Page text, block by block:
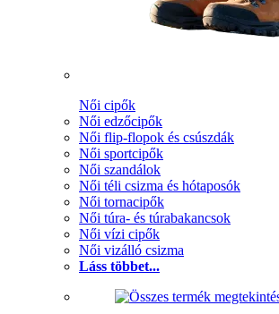
Női cipők
Női edzőcipők
Női flip-flopok és csúszdák
Női sportcipők
Női szandálok
Női téli csizma és hótaposók
Női tornacipők
Női túra- és túrabakancsok
Női vízi cipők
Női vizálló csizma
Láss többet...